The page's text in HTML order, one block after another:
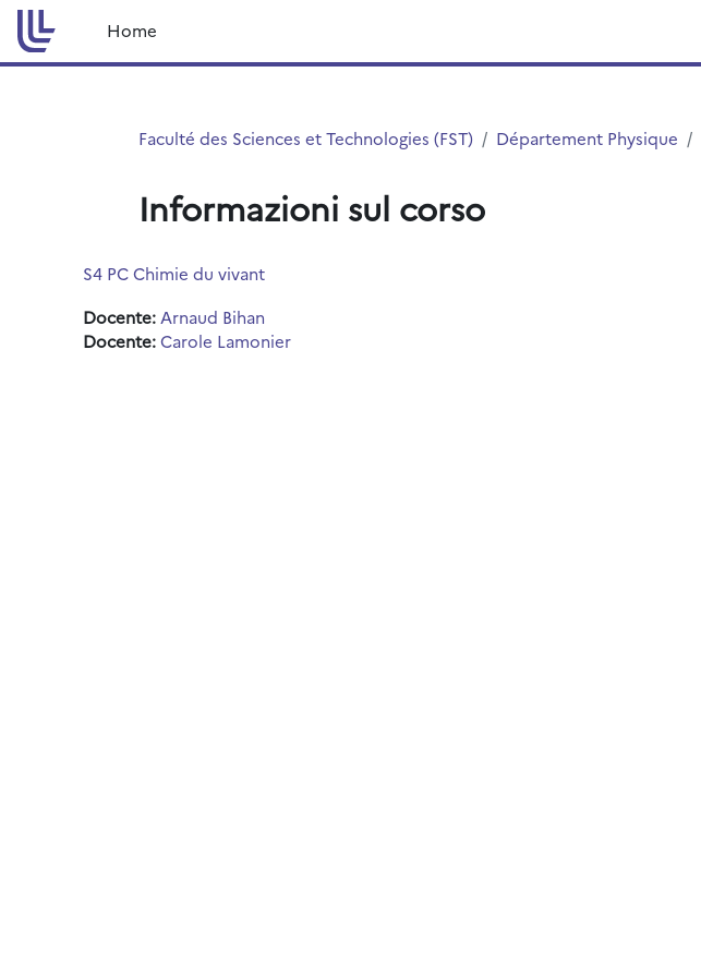
Vai al contenuto principale
Home
Faculté des Sciences et Technologies (FST) Département Physique
Informazioni sul corso
S4 PC Chimie du vivant
Docente: Arnaud Bihan
Docente:Carole Lamonier